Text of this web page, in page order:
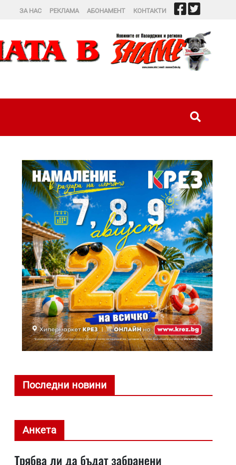
ЗА НАС РЕКЛАМА АБОНАМЕНТ КОНТАКТИ
Последни новини
Анкета
Трябва ли да бъдат забранени